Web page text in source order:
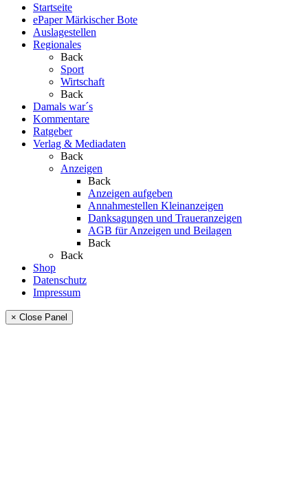
Startseite
ePaper Märkischer Bote
Auslagestellen
Regionales
Back
Sport
Wirtschaft
Back
Damals war´s
Kommentare
Ratgeber
Verlag & Mediadaten
Back
Anzeigen
Back
Anzeigen aufgeben
Annahmestellen Kleinanzeigen
Danksagungen und Traueranzeigen
AGB für Anzeigen und Beilagen
Back
Back
Shop
Datenschutz
Impressum
× Close Panel